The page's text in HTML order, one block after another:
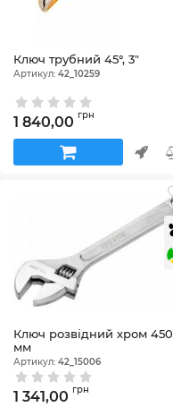
Ключ трубний 45°, 3"
Артикул: 42_10259
1 840,00 грн
Ключ розвідний хром 450
мм
Артикул: 42_15006
1 341,00 грн